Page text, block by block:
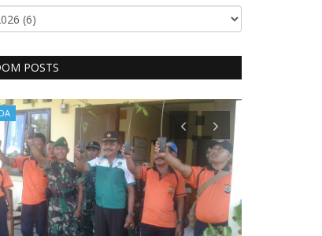
POSTS